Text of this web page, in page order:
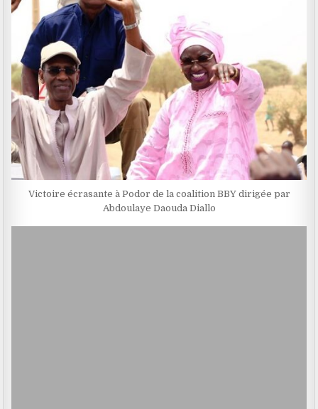
Victoire écrasante à Podor de la coalition BBY dirigée par
Abdoulaye Daouda Diallo